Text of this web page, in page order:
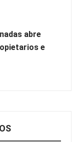
abre
e